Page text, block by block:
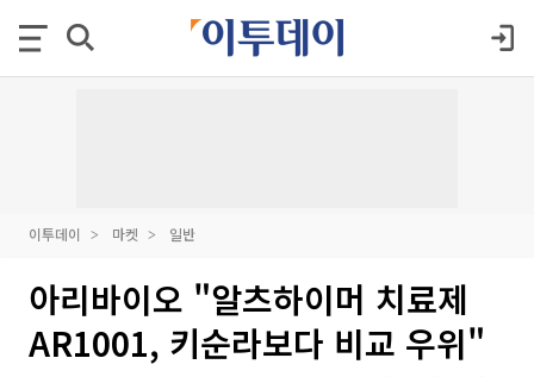
이투데이 마켓 일반
아리바이오 "알츠하이머 치료제
AR1001, 키순라보다 비교 우위"